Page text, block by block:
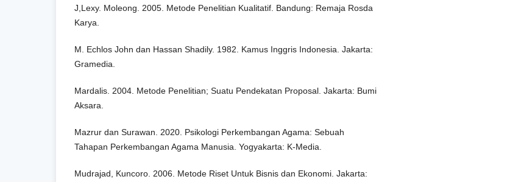
J,Lexy. Moleong. 2005. Metode Penelitian Kualitatif. Bandung: Remaja Rosda
Karya.
M. Echlos John dan Hassan Shadily. 1982. Kamus Inggris Indonesia. Jakarta:
Gramedia.
Mardalis. 2004. Metode Penelitian; Suatu Pendekatan Proposal. Jakarta: Bumi
Aksara.
Mazrur dan Surawan. 2020. Psikologi Perkembangan Agama: Sebuah
Tahapan Perkembangan Agama Manusia. Yogyakarta: K-Media.
Mudrajad, Kuncoro. 2006. Metode Riset Untuk Bisnis dan Ekonomi. Jakarta: